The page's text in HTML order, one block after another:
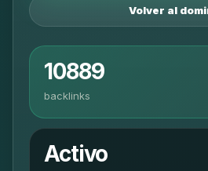
Volver al
10889
backlinks
Activo